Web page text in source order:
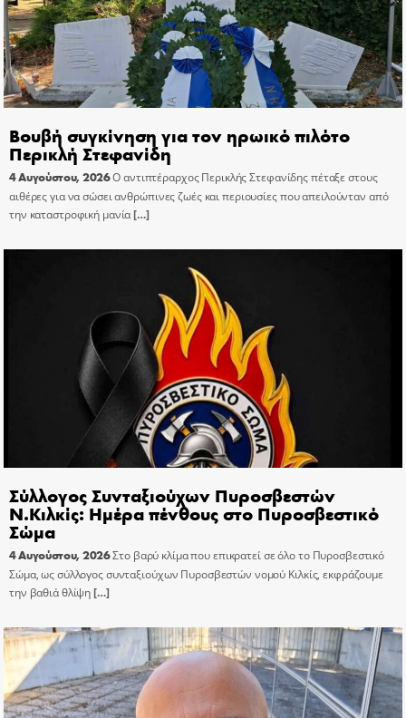
Βουβή συγκίνηση για τον ηρωικό πιλότο
Περικλή Στεφανίδη
4 Αυγούστου, 2026Ο αντιπτέραρχος Περικλής Στεφανίδης πέταξε στους
αιθέρες για να σώσει ανθρώπινες ζωές και περιουσίες που απειλούνταν από
την καταστροφική μανία[…]
Σύλλογος Συνταξιούχων Πυροσβεστών
Ν.Κιλκίς: Ημέρα πένθους στο Πυροσβεστικό
Σώμα
4 Αυγούστου, 2026Στο βαρύ κλίμα που επικρατεί σε όλο το Πυροσβεστικό
Σώμα, ως σύλλογος συνταξιούχων Πυροσβεστών νομού Κιλκίς, εκφράζουμε
την βαθιά θλίψη[…]